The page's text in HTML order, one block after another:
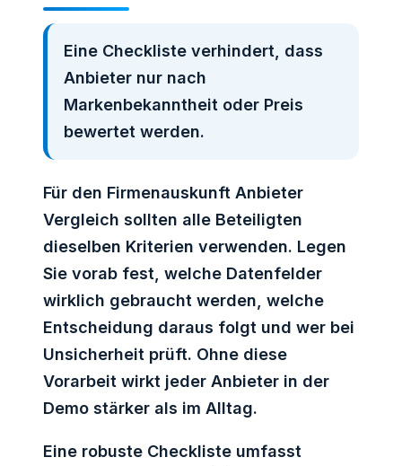
Eine Checkliste verhindert, dass
Anbieter nur nach
Markenbekanntheit oder Preis
bewertet werden.
Für den Firmenauskunft Anbieter
Vergleich sollten alle Beteiligten
dieselben Kriterien verwenden. Legen
Sie vorab fest, welche Datenfelder
wirklich gebraucht werden, welche
Entscheidung daraus folgt und wer bei
Unsicherheit prüft. Ohne diese
Vorarbeit wirkt jeder Anbieter in der
Demo stärker als im Alltag.
Eine robuste Checkliste umfasst